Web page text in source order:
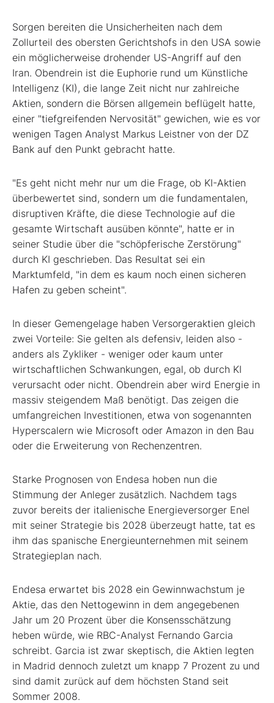
Sorgen bereiten die Unsicherheiten nach dem
Zollurteil des obersten Gerichtshofs in den USA sowie
ein möglicherweise drohender US-Angriff auf den
Iran. Obendrein ist die Euphorie rund um Künstliche
Intelligenz (KI), die lange Zeit nicht nur zahlreiche
Aktien, sondern die Börsen allgemein beflügelt hatte,
einer "tiefgreifenden Nervosität" gewichen, wie es vor
wenigen Tagen Analyst Markus Leistner von der DZ
Bank auf den Punkt gebracht hatte.
"Es geht nicht mehr nur um die Frage, ob KI-Aktien
überbewertet sind, sondern um die fundamentalen,
disruptiven Kräfte, die diese Technologie auf die
gesamte Wirtschaft ausüben könnte", hatte er in
seiner Studie über die "schöpferische Zerstörung"
durch KI geschrieben. Das Resultat sei ein
Marktumfeld, "in dem es kaum noch einen sicheren
Hafen zu geben scheint".
In dieser Gemengelage haben Versorgeraktien gleich
zwei Vorteile: Sie gelten als defensiv, leiden also -
anders als Zykliker - weniger oder kaum unter
wirtschaftlichen Schwankungen, egal, ob durch KI
verursacht oder nicht. Obendrein aber wird Energie in
massiv steigendem Maß benötigt. Das zeigen die
umfangreichen Investitionen, etwa von sogenannten
Hyperscalern wie Microsoft oder Amazon in den Bau
oder die Erweiterung von Rechenzentren.
Starke Prognosen von Endesa hoben nun die
Stimmung der Anleger zusätzlich. Nachdem tags
zuvor bereits der italienische Energieversorger Enel
mit seiner Strategie bis 2028 überzeugt hatte, tat es
ihm das spanische Energieunternehmen mit seinem
Strategieplan nach.
Endesa erwartet bis 2028 ein Gewinnwachstum je
Aktie, das den Nettogewinn in dem angegebenen
Jahr um 20 Prozent über die Konsensschätzung
heben würde, wie RBC-Analyst Fernando Garcia
schreibt. Garcia ist zwar skeptisch, die Aktien legten
in Madrid dennoch zuletzt um knapp 7 Prozent zu und
sind damit zurück auf dem höchsten Stand seit
Sommer 2008.